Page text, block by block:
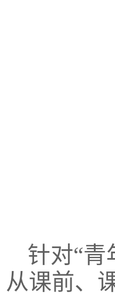
针对“
从课前、